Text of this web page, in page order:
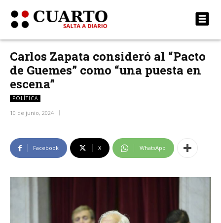
Carlos Zapata consideró al “Pacto
de Guemes” como “una puesta en
escena”
POLÍTICA
10 de junio, 2024
Facebook X WhatsApp